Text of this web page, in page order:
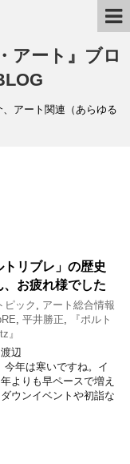
アート』ブロ
、アート関連（あらゆる
リブレ」の歴史
お疲れ様でした
ピック
アート総合情報
平井勝正
『ポルト
』
辺
今年は寒いですね。イ
よりも早ペースで増え
ウンイベントや初詣な